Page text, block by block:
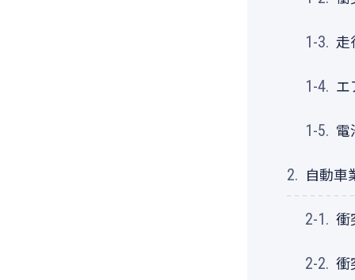
1-3. 走
1-4. エ
1-5. 電
2. 自動車
2-1. 衝
2-2. 衝